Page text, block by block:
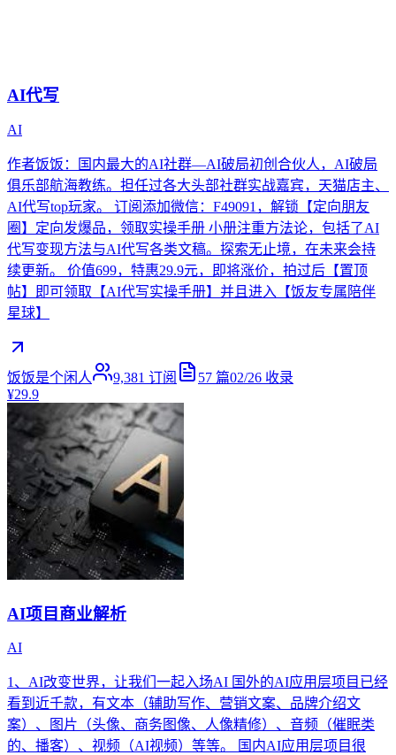
AI代写
AI
作者饭饭：国内最大的AI社群—AI破局初创合伙人，AI破局
俱乐部航海教练。担任过各大头部社群实战嘉宾，天猫店主、
AI代写top玩家。 订阅添加微信：F49091，解锁【定向朋友
圈】定向发爆品，领取实操手册 小册注重方法论，包括了AI
代写变现方法与AI代写各类文稿。探索无止境，在未来会持
续更新。 价值699，特惠29.9元，即将涨价，拍过后【置顶
帖】即可领取【AI代写实操手册】并且进入【饭友专属陪伴
星球】
饭饭是个闲人 9,381 订阅 57 篇02/26 收录
¥29.9
AI项目商业解析
AI
1、AI改变世界，让我们一起入场AI 国外的AI应用层项目已经
看到近千款，有文本（辅助写作、营销文案、品牌介绍文
案）、图片（头像、商务图像、人像精修）、音频（催眠类
的、播客）、视频（AI视频）等等。 国内AI应用层项目很